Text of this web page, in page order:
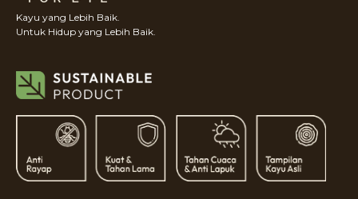
Kayu yang Lebih Baik.
Untuk Hidup yang Lebih Baik.